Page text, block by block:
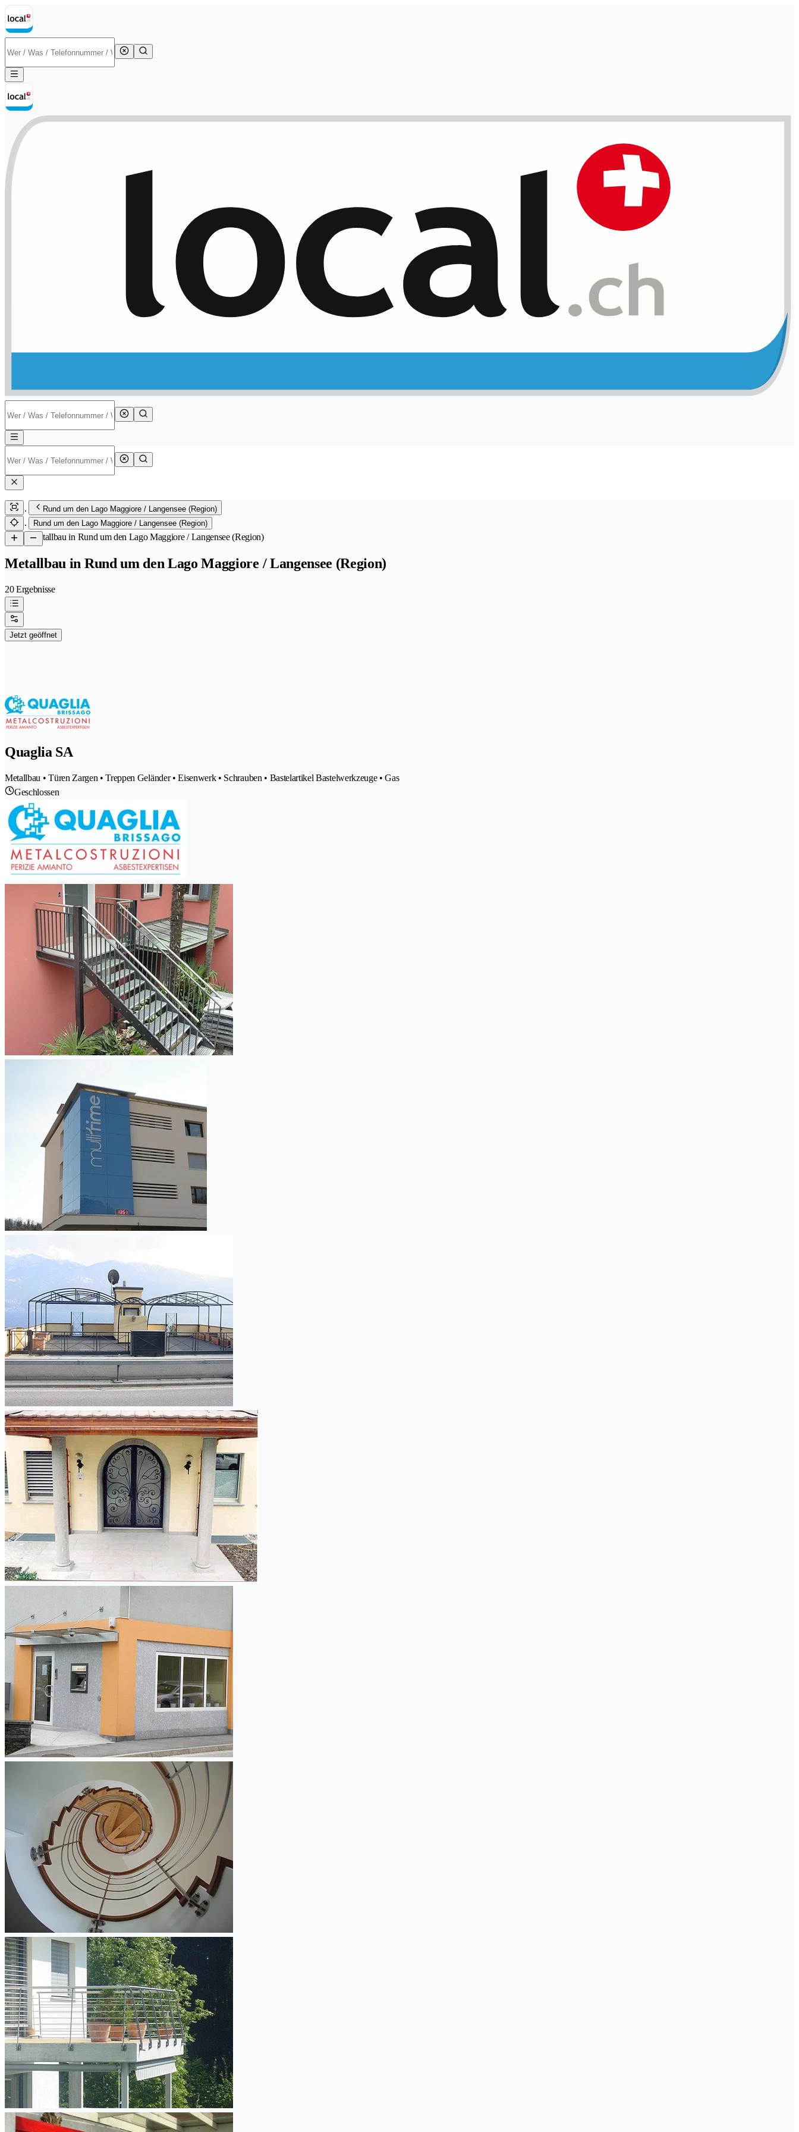
Rund um den Lago Maggiore / Langensee (Region)
Rund um den Lago Maggiore / Langensee (Region)
/Metallbau in Rund um den Lago Maggiore / Langensee (Region)
Metallbau in Rund um den Lago Maggiore / Langensee (Region)
20 Ergebnisse
Jetzt geöffnet
Quaglia SA
Metallbau • Türen Zargen • Treppen Geländer • Eisenwerk • Schrauben • Bastelartikel Bastelwerkzeuge • Gas
Geschlossen